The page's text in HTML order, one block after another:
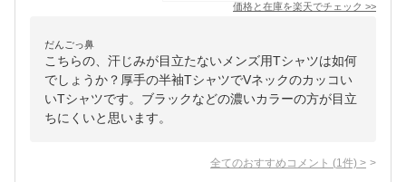
価格と在庫を楽天でチェック >>
だんごっ鼻
こちらの、汗じみが目立たないメンズ用Tシャツは如何
でしょうか？厚手の半袖TシャツでVネックのカッコい
いTシャツです。ブラックなどの濃いカラーの方が目立
ちにくいと思います。
全てのおすすめコメント (1 件) >